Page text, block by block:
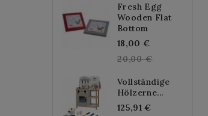
Fresh Egg
Wooden Flat
Bottom
18,00 €
price
20,00 €
Vollständige
Hölzerne...
125,91 €